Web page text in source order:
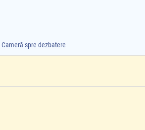
spre dezbatere